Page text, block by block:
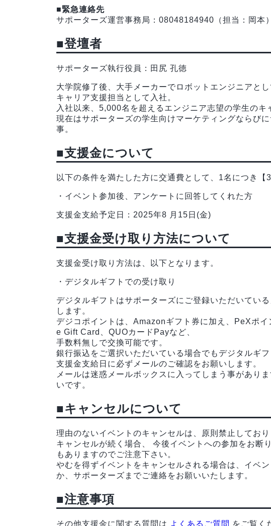
■緊急連絡先
サポーターズ運営事務局：08048184940（担当：岡本）
■登壇者
サポーターズ執行役員：田尻 孔徳
大学院修了後、大手メーカーでロボットエンジニアと
キャリア支援担当として入社。
入社以来、5,000名を超えるエンジニア志望の学生のキ
現在はサポーターズの学生向けマーケティングならび
事。
■支援金について
以下の条件を満たした方に交通費として、1名につき【
・イベント参加後、アンケートに回答してくれた方
支援金支給予定日：2025年8 月15日(金)
■支援金受け取り方法について
支援金受け取り方法は、以下となります。
・デジタルギフトでの受け取り
デジタルギフトはサポーターズにご登録いただいてい
します。
デジコポイントは、Amazonギフト券に加え、PeXポ
e Gift Card、QUOカードPayなど、
手数料無しで交換可能です。
銀行振込をご選択いただいている場合でもデジタルギ
支援金支給日に必ずメールのご確認をお願いします。
メールは迷惑メールボックスに入ってしまう事があり
いです。
■キャンセルについて
理由のないイベントのキャンセルは、原則禁止しており
キャンセルが続く場合、 今後イベントへの参加をお断
もありますのでご注意下さい。
やむを得ずイベントをキャンセルされる場合は、イベ
か、サポーターズまでご連絡をお願いいたします。
■注意事項
その他支援金に関する質問は よくあるご質問 をご覧く